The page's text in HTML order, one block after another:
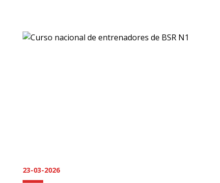
23-03-2026